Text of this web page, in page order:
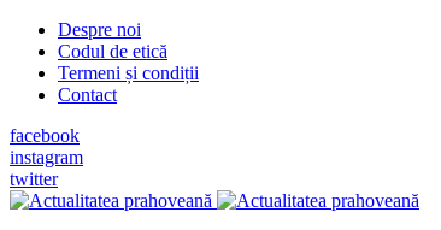
Despre noi
Codul de etică
Termeni și condiții
Contact
facebook
instagram
twitter